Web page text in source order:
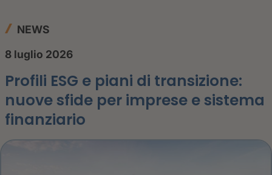
NEWS
8 luglio 2026
Profili ESG e piani di transizione:
nuove sfide per imprese e sistema
finanziario